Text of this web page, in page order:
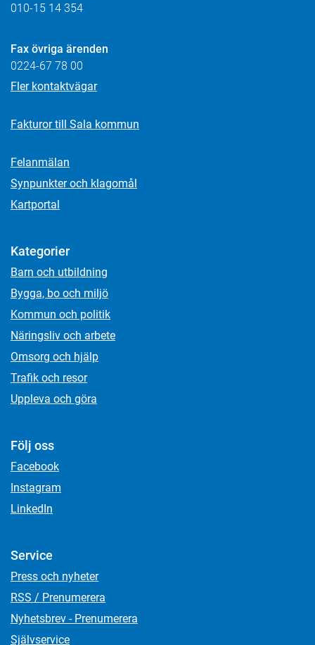
010-15 14 354
Fax övriga ärenden
0224-67 78 00
Fler kontaktvägar
Fakturor till Sala kommun
Felanmälan
Synpunkter och klagomål
Kartportal
Kategorier
Barn och utbildning
Bygga, bo och miljö
Kommun och politik
Näringsliv och arbete
Omsorg och hjälp
Trafik och resor
Uppleva och göra
Följ oss
Facebook
Instagram
LinkedIn
Service
Press och nyheter
RSS / Prenumerera
Nyhetsbrev - Prenumerera
Självservice